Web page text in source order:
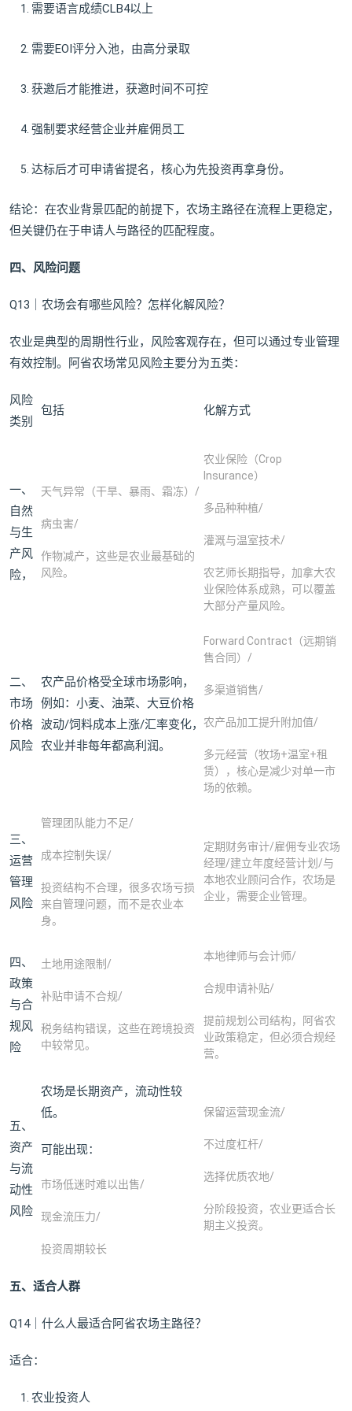
需要语言成绩CLB4以上
需要EOI评分入池，由高分录取
获邀后才能推进，获邀时间不可控
强制要求经营企业并雇佣员工
达标后才可申请省提名，核心为先投资再拿身份。
结论：在农业背景匹配的前提下，农场主路径在流程上更稳定，
但关键仍在于申请人与路径的匹配程度。
四、风险问题
Q13｜农场会有哪些风险？怎样化解风险？
农业是典型的周期性行业，风险客观存在，但可以通过专业管理
有效控制。阿省农场常见风险主要分为五类：
风险
类别
包括 化解方式
一、
自然
与生
产风
险，
天气异常（干旱、暴雨、霜冻）/
病虫害/
作物减产，这些是农业最基础的
风险。
农业保险（Crop
Insurance）
多品种种植/
灌溉与温室技术/
农艺师长期指导，加拿大农
业保险体系成熟，可以覆盖
大部分产量风险。
二、
市场
价格
风险
农产品价格受全球市场影响，
例如：小麦、油菜、大豆价格
波动/饲料成本上涨/汇率变化，
农业并非每年都高利润。
Forward Contract（远期销
售合同）/
多渠道销售/
农产品加工提升附加值/
多元经营（牧场+温室+租
赁），核心是减少对单一市
场的依赖。
三、
运营
管理
风险
管理团队能力不足/
成本控制失误/
投资结构不合理，很多农场亏损
来自管理问题，而不是农业本
身。
定期财务审计/雇佣专业农场
经理/建立年度经营计划/与
本地农业顾问合作，农场是
企业，需要企业管理。
四、
政策
与合
规风
险
土地用途限制/
补贴申请不合规/
税务结构错误，这些在跨境投资
中较常见。
本地律师与会计师/
合规申请补贴/
提前规划公司结构，阿省农
业政策稳定，但必须合规经
营。
五、
资产
与流
动性
风险
农场是长期资产，流动性较
低。
可能出现：
市场低迷时难以出售/
现金流压力/
投资周期较长
保留运营现金流/
不过度杠杆/
选择优质农地/
分阶段投资，农业更适合长
期主义投资。
五、适合人群
Q14｜什么人最适合阿省农场主路径？
适合：
农业投资人